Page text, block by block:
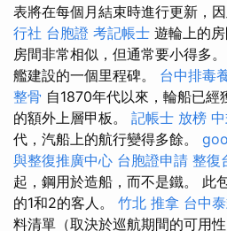
表將在每個月結束時進行更新，
行社 台胞證 考記帳士 遊輪上的
房間非常相似，但通常要小得多
艦建設的一個里程碑。 台中排毒
整骨 自1870年代以來，輪船已經
的額外上層甲板。 記帳士 放榜
代，汽船上的航行變得多餘。
與整復推廣中心 台胞證申請 整復
起，鋼用於造船，而不是鐵。 此
的1和2的客人。 竹北 推拿 台中
料清單（取決於巡航期間的可用